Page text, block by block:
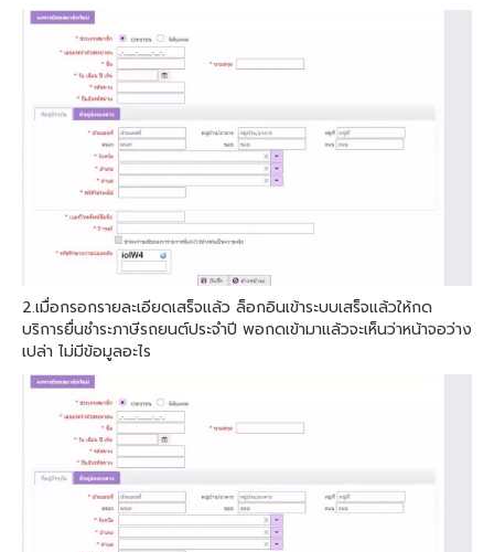
2.เมื่อกรอกรายละเอียดเสร็จแล้ว ล็อกอินเข้าระบบเสร็จแล้วให้กด
บริการยื่นชําระภาษีรถยนต์ประจำปี พอกดเข้ามาแล้วจะเห็นว่าหน้าจอว่าง
เปล่า ไม่มีข้อมูลอะไร